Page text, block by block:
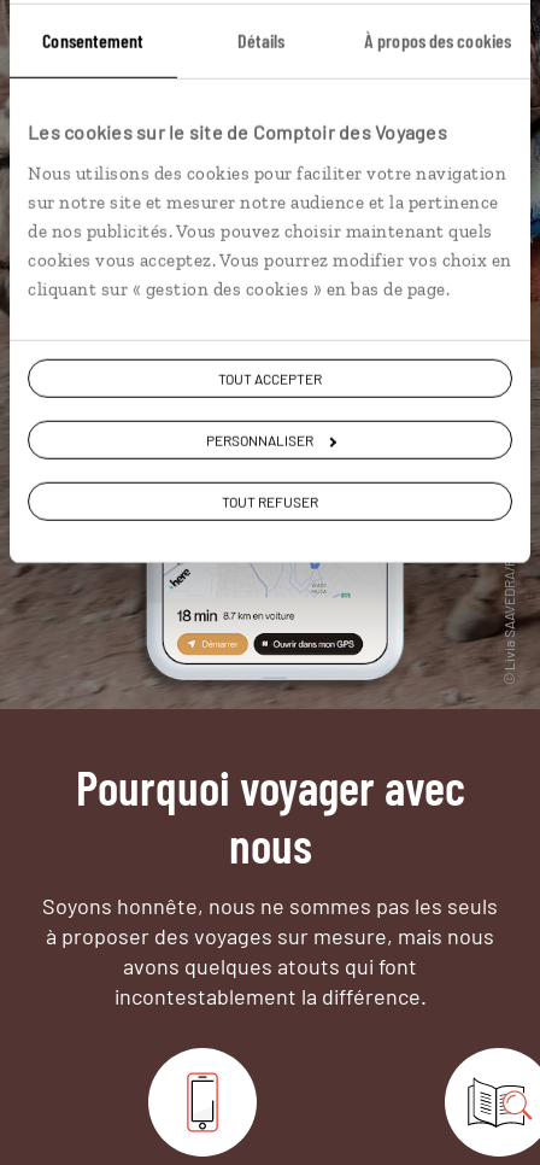
Consentement Détails À propos des cookies
Les cookies sur le site de Comptoir des Voyages
Nous utilisons des cookies pour faciliter votre navigation
sur notre site et mesurer notre audience et la pertinence
de nos publicités. Vous pouvez choisir maintenant quels
cookies vous acceptez. Vous pourrez modifier vos choix en
cliquant sur « gestion des cookies » en bas de page.
TOUT ACCEPTER
PERSONNALISER
TOUT REFUSER
Pourquoi voyager avec
nous
Soyons honnête, nous ne sommes pas les seuls
à proposer des voyages sur mesure, mais nous
avons quelques atouts qui font
incontestablement la différence.